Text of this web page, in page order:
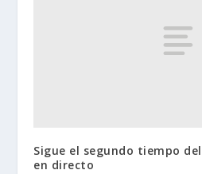
Sigue el segundo tiempo del
en directo